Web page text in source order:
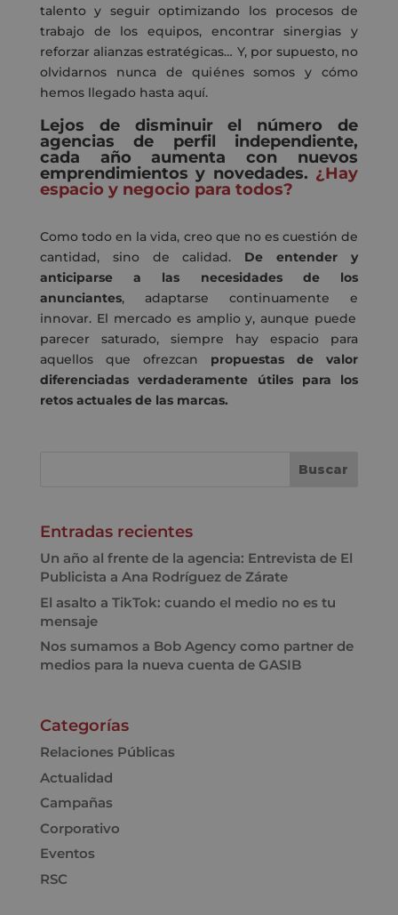
talento y seguir optimizando los procesos de
trabajo de los equipos, encontrar sinergias y
reforzar alianzas estratégicas… Y, por supuesto, no
olvidarnos nunca de quiénes somos y cómo
hemos llegado hasta aquí.
Lejos de disminuir el número de
agencias de perfil independiente,
cada año aumenta con nuevos
emprendimientos y novedades. ¿Hay
espacio y negocio para todos?
Como todoen la vida, creo que noes cuestión de
cantidad, sino de calidad. De entender y
anticiparse a las necesidades de los
anunciantes,adaptarse continuamente e
innovar. El mercado es amplio y, aunque puede
parecer saturado, siempre hay espacio para
aquellos que ofrezcan propuestas de valor
diferenciadas verdaderamente útiles para los
retos actuales de las marcas.
Entradas recientes
Un año al frente de la agencia: Entrevista de El
Publicista a Ana Rodríguez de Zárate
El asalto a TikTok: cuando el medio no es tu
mensaje
Nos sumamos a Bob Agency como partner de
medios para la nueva cuenta de GASIB
Categorías
Relaciones Públicas
Actualidad
Campañas
Corporativo
Eventos
RSC